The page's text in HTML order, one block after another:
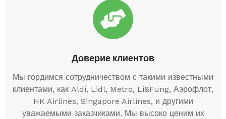
Доверие клиентов
Мы гордимся сотрудничеством с такими известными
клиентами, как Aldi, Lidl, Metro, Li&Fung, Аэрофлот,
HK Airlines, Singapore Airlines, и другими
уважаемыми заказчиками. Мы высоко ценим их